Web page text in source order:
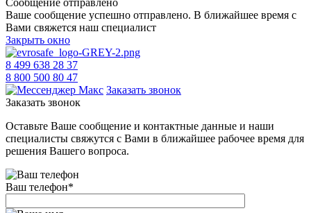
Сообщение отправлено
Ваше сообщение успешно отправлено. В ближайшее время с
Вами свяжется наш специалист
Закрыть окно
8 499 638 28 37
8 800 500 80 47
Заказать звонок
Заказать звонок
Оставьте Ваше сообщение и контактные данные и наши
специалисты свяжутся с Вами в ближайшее рабочее время для
решения Вашего вопроса.
Ваш телефон*